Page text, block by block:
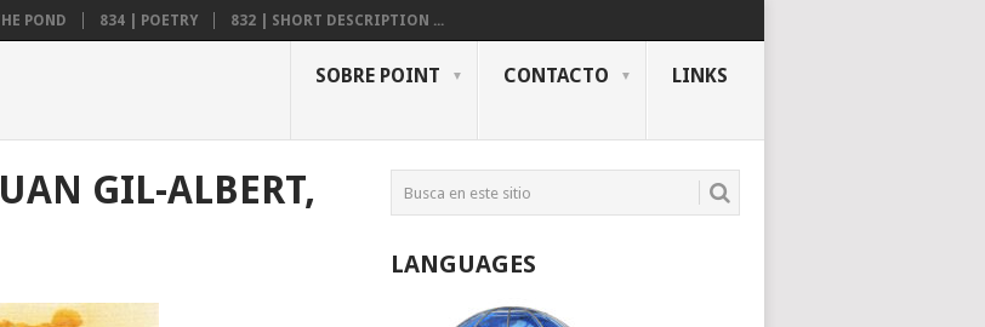
POND 834 | POETRY 832 | SHORT DESCRIPTION ...
SOBRE POINT CONTACTO LINKS
GIL-ALBERT,
LANGUAGES